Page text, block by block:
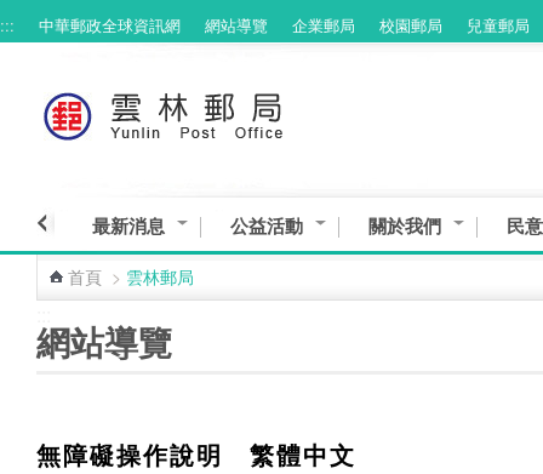
::: 中華郵政全球資訊網 網站導覽 企業郵局 校園郵局 兒童郵局
最新消息 公益活動 關於我們 民
首頁 > 雲林郵局
網站導覽
無障礙操作說明 繁體中文